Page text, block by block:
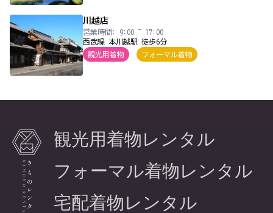
川越店
営業時間: 9:00 ~ 17:00
西武線 本川越駅 徒歩6分
観光用着物
フォーマル着物
観光用着物レンタル
フォーマル着物レンタル
宅配着物レンタル